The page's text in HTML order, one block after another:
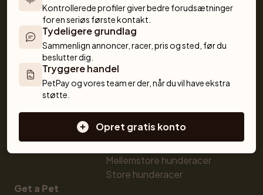
Køb kæledyr trygt
Køb med PetPay
Kæledyrsforsikring
Hunderaseksperten
Opdrættere
Sælg hund
Opdrætterværktøjer
Sælg med PetPay
Købe kat
Katte til salg
Killinger til salg
Hunde
Købe hund
Hunderacer
Mellemstore hunderacer
Store hunderacer
Get a Pet
Kontrollerede profiler giver bedre forudsætninger
for en seriøs første kontakt.
Tydeligere grundlag
Sammenlign annoncer, racer, pris og sted, før du
beslutter dig.
Tryggere handel
PetPay og vores team er der, når du vil have ekstra
støtte.
Opret gratis konto